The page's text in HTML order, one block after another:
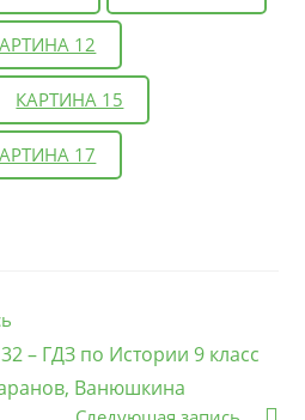
12
КАРТИНА 15
17
– ГДЗ по Истории 9 класс
Ванюшкина